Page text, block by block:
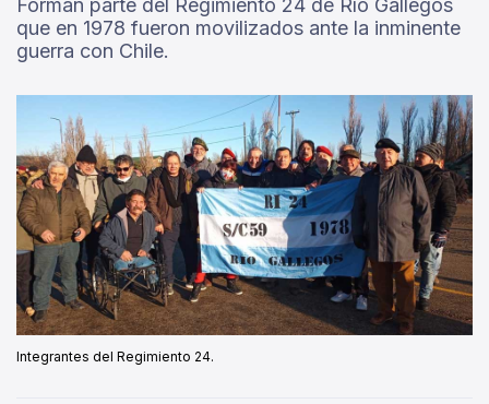
Forman parte del Regimiento 24 de Río Gallegos
que en 1978 fueron movilizados ante la inminente
guerra con Chile.
Integrantes del Regimiento 24.